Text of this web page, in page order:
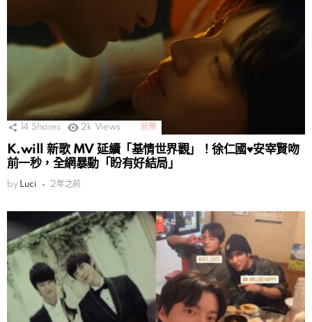
14 Shares 2k Views 音樂
K.will 新歌 MV 延續「基情世界觀」！徐仁國♥安宰賢吻
前一秒，全網暴動「盼有好結局」
by Luci 2年之前